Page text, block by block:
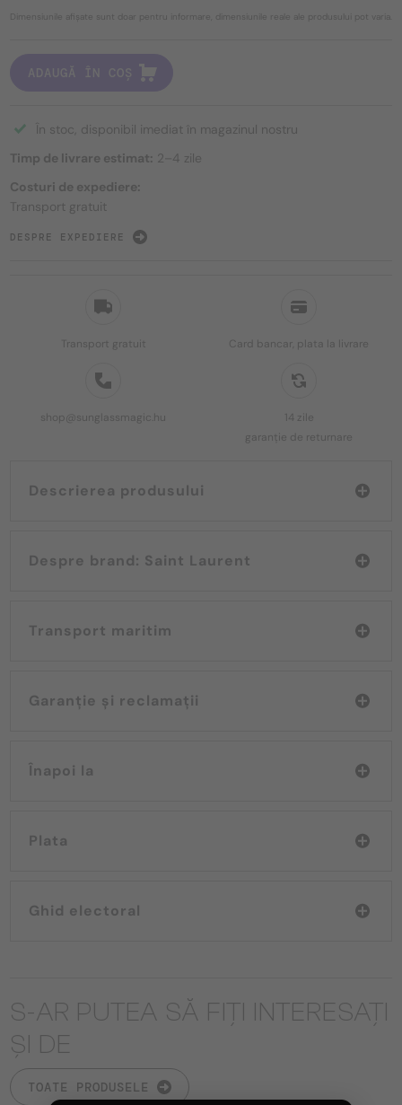
Transport gratuit Card bancar, plata la livrare
shop@sunglassmagic.hu
14 zile
garanție de returnare
Descrierea produsului
Despre brand: Saint Laurent
Transport maritim
Garanție și reclamații
Înapoi la
Plata
Ghid electoral
Dimensiunile afișate sunt doar pentru informare, dimensiunile reale ale produsului pot varia.
ADAUGĂ ÎN COȘ
În stoc, disponibil imediat în magazinul nostru
Timp de livrare estimat: 2–4 zile
Costuri de expediere:
Transport gratuit
DESPRE EXPEDIERE
S-AR PUTEA SĂ FIȚI INTERESAȚI
ȘI DE
TOATE PRODUSELE